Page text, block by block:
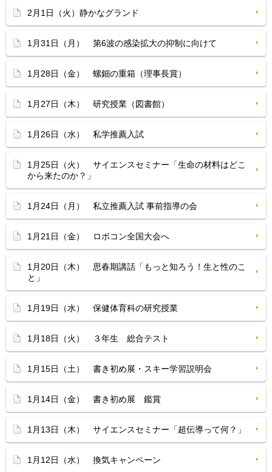
2月1日（火）静かなグランド
1月31日（月） 第6波の感染拡大の抑制に向けて
1月28日（金） 螺鈿の重箱（理事長賞）
1月27日（木） 研究授業（図書館）
1月26日（水） 私学推薦入試
1月25日（火） サイエンスセミナー「生命の材料はどこ
から来たのか？」
1月24日（月） 私立推薦入試 事前指導の会
1月21日（金） ロボコン全国大会へ
1月20日（木） 思春期講話「もっと知ろう！生と性のこ
と」
1月19日（水） 保健体育科の研究授業
1月18日（火） ３年生 総合テスト
1月15日（土） 書き初め展・スキー学習説明会
1月14日（金） 書き初め展 鑑賞
1月13日（木） サイエンスセミナー「超伝導って何？」
1月12日（水） 換気キャンペーン